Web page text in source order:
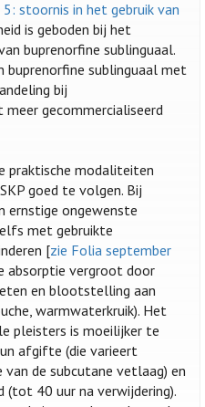
stoornis in het gebruik van
is geboden bij het
buprenorfine sublinguaal.
buprenorfine sublinguaal met
bij
gecommercialiseerd
praktische modaliteiten
goed te volgen. Bij
ernstige ongewenste
met gebruikte
[zie Folia september
absorptie vergroot door
en blootstelling aan
warmwaterkruik). Het
pleisters is moeilijker te
afgifte (die varieert
de subcutane vetlaag) en
40 uur na verwijdering).